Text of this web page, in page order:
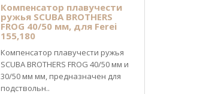
Компенсатор плавучести
ружья SCUBA BROTHERS
FROG 40/50 мм, для Ferei
155,180
Компенсатор плавучести ружья
SCUBA BROTHERS FROG 40/50 мм и
30/50 мм мм, предназначен для
подствольн..